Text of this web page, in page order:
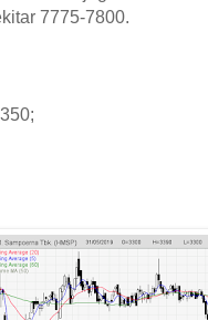
7775-7800.